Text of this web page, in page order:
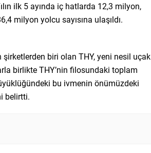
ilk 5 ayında iç hatlarda 12,3 milyon,
milyon yolcu sayısına ulaşıldı.
şirketlerden biri olan THY, yeni nesil uçak
birlikte THY’nin filosundaki toplam
bu ivmenin önümüzdeki
belirtti.